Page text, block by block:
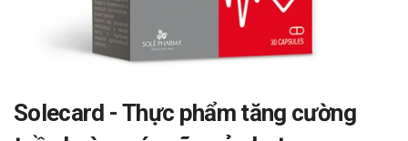
Solecard - Thực phẩm tăng cường